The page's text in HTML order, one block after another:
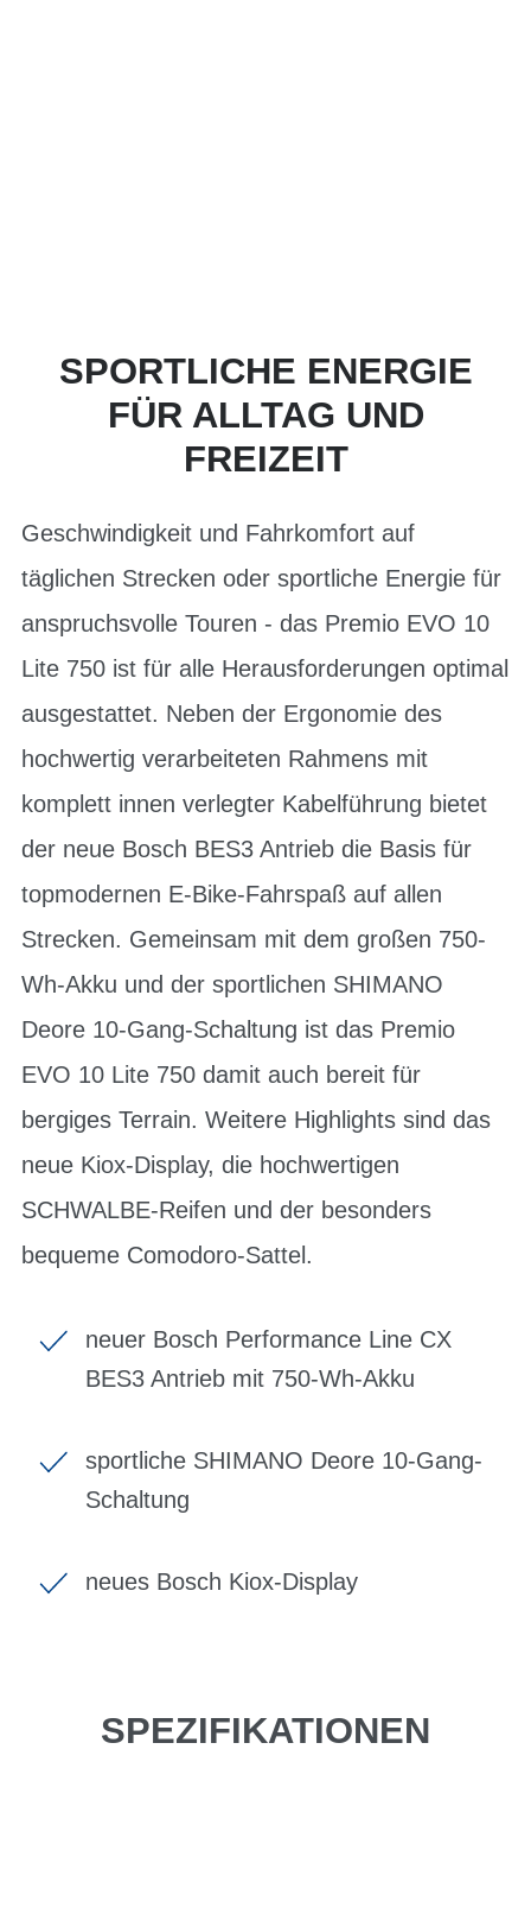
SPORTLICHE ENERGIE
FÜR ALLTAG UND
FREIZEIT
Geschwindigkeit und Fahrkomfort auf
täglichen Strecken oder sportliche Energie für
anspruchsvolle Touren - das Premio EVO 10
Lite 750 ist für alle Herausforderungen optimal
ausgestattet. Neben der Ergonomie des
hochwertig verarbeiteten Rahmens mit
komplett innen verlegter Kabelführung bietet
der neue Bosch BES3 Antrieb die Basis für
topmodernen E-Bike-Fahrspaß auf allen
Strecken. Gemeinsam mit dem großen 750-
Wh-Akku und der sportlichen SHIMANO
Deore 10-Gang-Schaltung ist das Premio
EVO 10 Lite 750 damit auch bereit für
bergiges Terrain. Weitere Highlights sind das
neue Kiox-Display, die hochwertigen
SCHWALBE-Reifen und der besonders
bequeme Comodoro-Sattel.
neuer Bosch Performance Line CX
BES3 Antrieb mit 750-Wh-Akku
sportliche SHIMANO Deore 10-Gang-
Schaltung
neues Bosch Kiox-Display
SPEZIFIKATIONEN